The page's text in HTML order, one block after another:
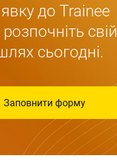
до Trainee
свій
сьогодні.
Заповнити форму